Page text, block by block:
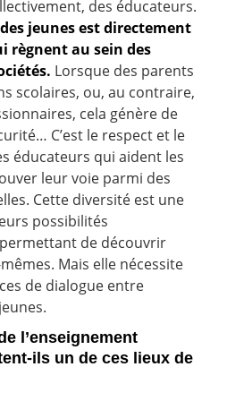
des éducateurs.
jeunes est directement
règnent au sein des
Lorsque des parents
scolaires, ou, au contraire,
cela génère de
C’est le respect et le
éducateurs qui aident les
leur voie parmi des
Cette diversité est une
possibilités
de découvrir
Mais elle nécessite
de dialogue entre
l’enseignement
ils un de ces lieux de